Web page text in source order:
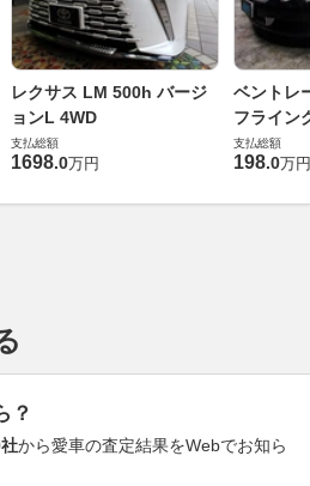
レクサス LM 500h バージ
ョンL 4WD
支払総額
1698.0万円
ベントレ
フライン
支払総額
198.0万円
？
から愛車の査定結果をWebでお知ら